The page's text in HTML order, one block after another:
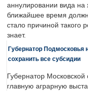
аннулировании вида на
ближайшее время
стало причиной такого
знает.
Губернатор Подмосковья
сохранить все субсидии
Губернатор
главную аграрную